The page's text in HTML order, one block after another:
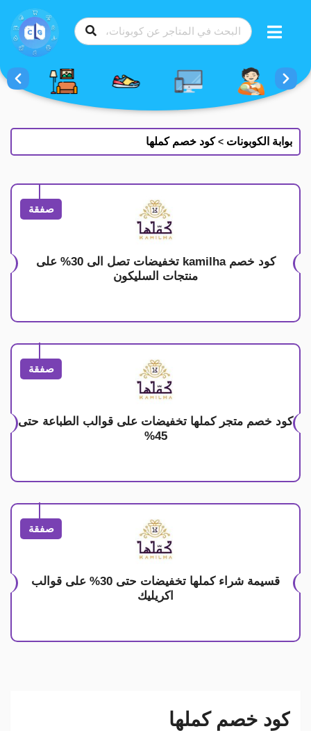
بوابة الكوبونات > كود خصم كملها
صفقة
كود خصم kamilha تخفيضات تصل الى 30% على
منتجات السليكون
صفقة
كود خصم متجر كملها تخفيضات على قوالب الطباعة حتى
45%
صفقة
قسيمة شراء كملها تخفيضات حتى 30% على قوالب
اكريليك
كود خصم كملها